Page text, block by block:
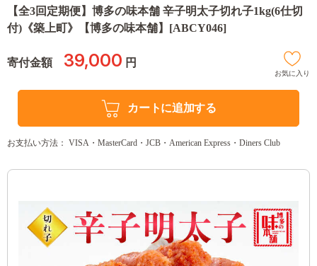
【全3回定期便】博多の味本舗 辛子明太子切れ子1kg(6仕切
付)《築上町》【博多の味本舗】[ABCY046]
寄付金額 39,000 円
お気に入り
カートに追加する
お支払い方法： VISA・MasterCard・JCB・American Express・Diners Club